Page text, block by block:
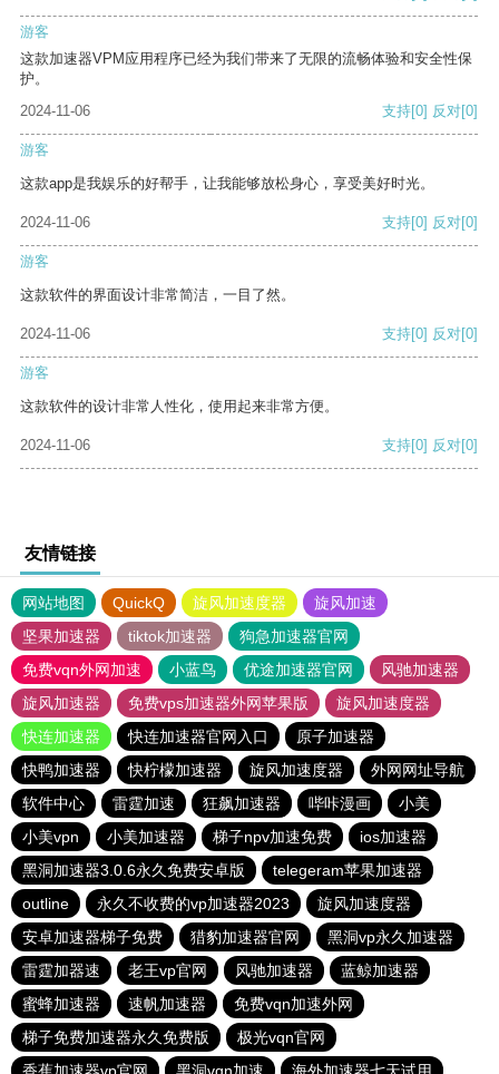
游客
这款加速器VPM应用程序已经为我们带来了无限的流畅体验和安全性保
护。
2024-11-06
支持[0] 反对[0]
游客
这款app是我娱乐的好帮手，让我能够放松身心，享受美好时光。
2024-11-06 支持[0] 反对[0]
游客
这款软件的界面设计非常简洁，一目了然。
2024-11-06 支持[0] 反对[0]
游客
这款软件的设计非常人性化，使用起来非常方便。
2024-11-06 支持[0] 反对[0]
友情链接
网站地图 QuickQ 旋风加速度器
旋风加速
坚果加速器
tiktok加速器
狗急加速器官网
免费vqn外网加速
小蓝鸟 优途加速器官网
风驰加速器
旋风加速器
免费vps加速器外网苹果版
旋风加速度器
快连加速器
快连加速器官网入口
原子加速器
快鸭加速器
快柠檬加速器 旋风加速度器
外网网址导航
软件中心
雷霆加速 狂飙加速器 哔咔漫画
小美
小美vpn
小美加速器 梯子npv加速免费
ios加速器
黑洞加速器3.0.6永久免费安卓版
telegeram苹果加速器
outline
永久不收费的vp加速器2023
旋风加速度器
安卓加速器梯子免费
猎豹加速器官网
黑洞vp永久加速器
雷霆加器速
老王vp官网 风驰加速器
蓝鲸加速器
蜜蜂加速器
速帆加速器
免费vqn加速外网
梯子免费加速器永久免费版
极光vqn官网